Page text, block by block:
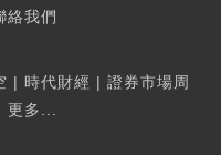
絡我們
| 時代財經 | 證券市場周
更多...